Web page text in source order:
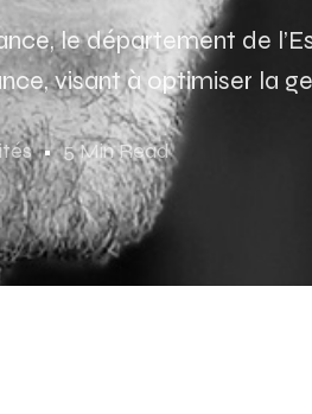
le département de
visant à optimiser la
5 Min Read